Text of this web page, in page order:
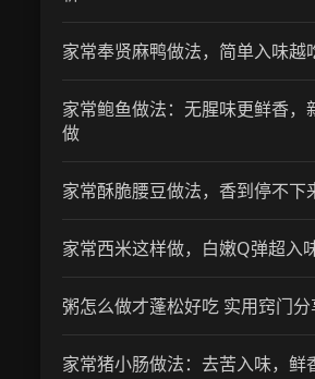
家常奉贤麻鸭做法，简单入味越
家常鲍鱼做法：无腥味更鲜香，
做
家常酥脆腰豆做法，香到停不下
家常西米这样做，白嫩Q弹超入
粥怎么做才蓬松好吃 实用窍门分
家常猪小肠做法：去苦入味，鲜